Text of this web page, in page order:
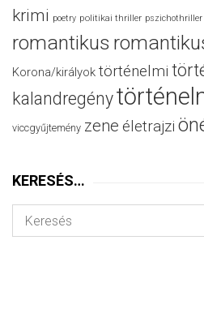
krimi poetry politikai thriller pszichothriller
romantikus
Korona/királyok történelmi
kalandregény
viccgyűjtemény zene életrajzi
KERESÉS…